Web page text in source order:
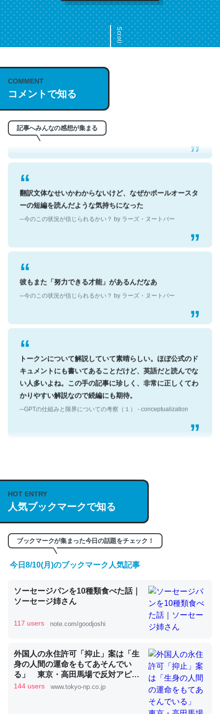
Scroll
COMMENT
コメントで知る
記事へみんなの感想が集まる
これは名文。彼はとてもクレバーなんだろうなと凄く思
う。英語少しでも読める人は原文もお勧め。自分はこの流
れ好き。Let’s Fucking Go. Then Covid hit. Shit.
─今のこの状況が信じられるかい？ by ラーズ・ヌートバー
翻訳文体なせいかわからないけど、なぜかポールオースタ
ーの短編を読んだような気持ちになった
─今のこの状況が信じられるかい？ by ラーズ・ヌートバー
彼もまた「努力できる才能」があるんだなあ
─今のこの状況が信じられるかい？ by ラーズ・ヌートバー
トークンについて解説していて素晴らしい。ほぼ公式のド
キュメントにも書いてあることだけど、英語だと読んでな
い人多いよね。この手の記事に珍しく、非常に正しくてわ
かりやすい解説なので続編にも期待。
─GPTの仕組みと限界についての考察（１） - conceptualization
説してる記事が少ないので貴重な良記事。/続編来た
https://isobe324649.hatenablog.com/entry/2023/03/27
/064121
─GPTの仕組みと限界についての考察（１） - conceptualization
くらい。小説でいう「ずっと前の伏線」は回収されないけ
ど、短期記憶というには多い分量。進化すればするほど分
─GPTの仕組みと限界についての考察（１） - conceptualization
昆虫ってカルシウム少ないのか。知らんかった。調べたら
コオロギのカルシウム分はエビの600分の1程度。
HOT ENTRY
人気ブックマークで知る
ブックマークが集まった今日の話題をチェック！
今日8/10(月)のブックマーク人気記事
ソーセージパンを10種類食べた話｜
ソーセージ姉さん
117 users note.com/goodjoshi
外国人の永住許可「抑止」案は「生
身の人間の運命をもてあそんでい
る」 東京・高田馬場で反対アピー
ル：東京新聞デジタル
144 users www.tokyo-np.co.jp